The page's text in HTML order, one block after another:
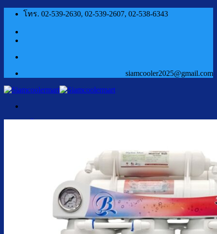
ข้าม
โทร. 02-539-2630, 02-539-2607, 02-538-6343
siamcooler2025@gmail.com
ตู้กดน้ำเย็น น้ำร้อน ถังคว่ำ
ตู้กดน้ำเย็น เจาะรูคว่ำถัง
ตู้กดน้ำเย็น น้ำร้อน ถังล่าง
ตู้กดน้ำเย็น น้ำร้อน กรองในตัว
ตู้กดน้ำเย็น น้ำร้อน ต่อท่อประปา
ตู้กดน้ำเย็น น้ำร้อน สแตนเลส
ตู้กดน้ำเย็น มือกดเท้าเหยียบ